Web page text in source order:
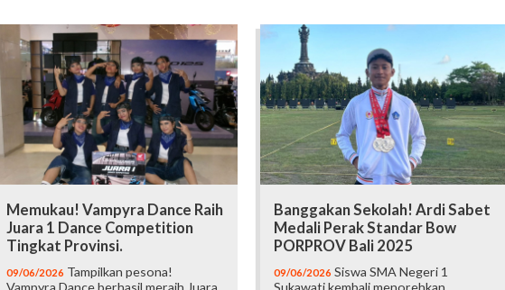
Memukau! Vampyra Dance Raih
Juara 1 Dance Competition
Tingkat Provinsi.
09/06/2026 Tampilkan pesona!
Vampyra Dance berhasil meraih Juara
Banggakan Sekolah! Ardi Sabet
Medali Perak Standar Bow
PORPROV Bali 2025
09/06/2026 Siswa SMA Negeri 1
Sukawati kembali menorehkan